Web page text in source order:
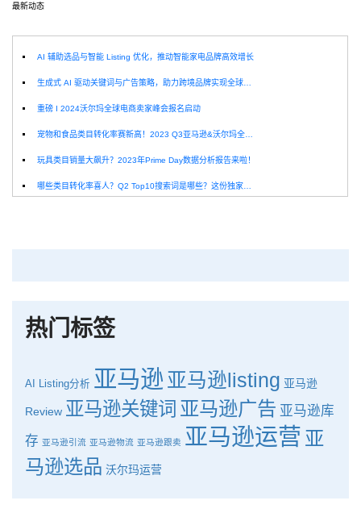
最新动态
AI 辅助选品与智能 Listing 优化，推动智能家电品牌高效增长
重磅 I 2024沃尔玛全球电商卖家峰会报名启动
玩具类目销量大飙升？2023年Prime Day数据分析报告来啦！
热门标签
AI Listing分析 亚马逊 亚马逊listing 亚马逊
Review 亚马逊关键词 亚马逊广告 亚马逊库
存 亚马逊引流 亚马逊物流 亚马逊跟卖 亚马逊运营 亚
马逊选品 沃尔玛运营